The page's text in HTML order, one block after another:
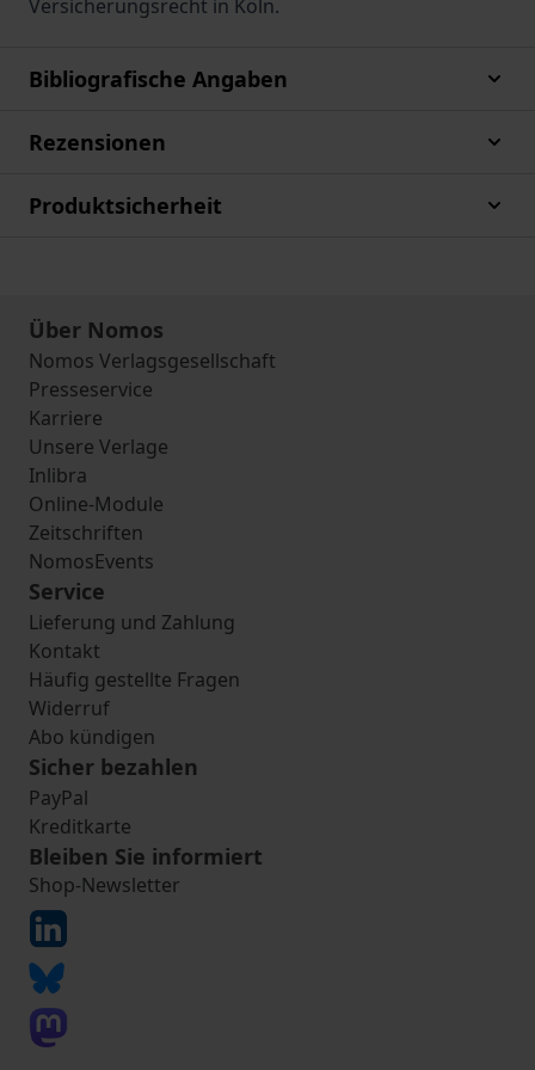
Versicherungsrecht in Köln.
Bibliografische Angaben
Rezensionen
Produktsicherheit
Über Nomos
Nomos Verlagsgesellschaft
Presseservice
Karriere
Unsere Verlage
Inlibra
Online-Module
Zeitschriften
NomosEvents
Service
Lieferung und Zahlung
Kontakt
Häufig gestellte Fragen
Widerruf
Abo kündigen
Sicher bezahlen
PayPal
Kreditkarte
Bleiben Sie informiert
Shop-Newsletter